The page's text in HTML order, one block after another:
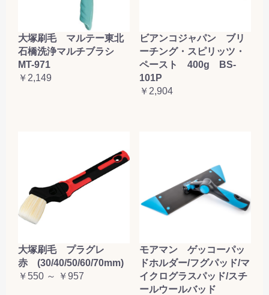
大塚刷毛 マルテー東北
石橋洗浄マルチブラシ
MT-971
￥2,149
ビアンコジャパン ブリ
ーチング・スピリッツ・
ペースト 400g BS-
101P
￥2,904
大塚刷毛 プラグレ
赤 (30/40/50/60/70mm)
￥550 ～ ￥957
モアマン ゲッコーパッ
ドホルダー/フグパッド/マ
イクログラスパッド/スチ
ールウールバッド